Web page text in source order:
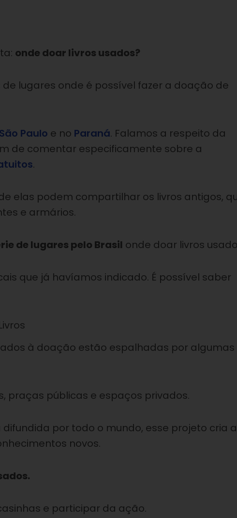
onde doar livros usados?
lugares onde é possível fazer a doação de
São Paulo e no Paraná. Falamos a respeito da
de comentar especificamente sobre a
.
elas podem compartilhar os livros antigos,
e armários.
de lugares pelo Brasil onde doar livros
que já havíamos indicado. É possível saber
à doação estão espalhadas por algumas
praças públicas e espaços privados.
por todo o mundo, esse projeto cria a
novos.
e participar da ação.